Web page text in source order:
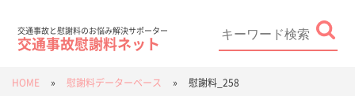
交通事故と慰謝料のお悩み解決サポーター
交通事故慰謝料ネット
HOME » 慰謝料データーベース » 慰謝料_258